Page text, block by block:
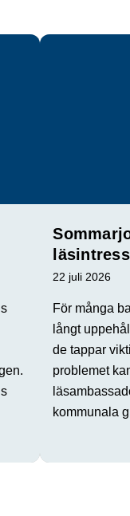
22 juli 2026
För många
långt
de tappar
problemet
kommunala